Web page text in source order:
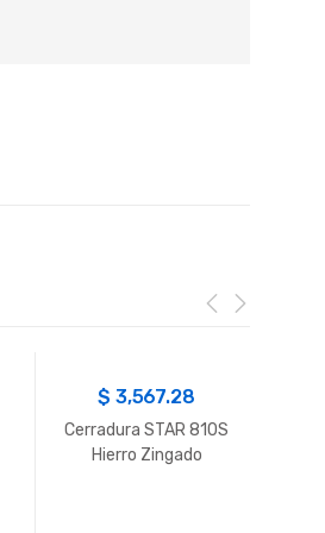
$ 3,567.28
Cerradura STAR 810S
Hierro Zingado